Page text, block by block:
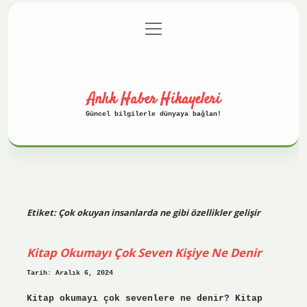
Gizlilik Politikası
menüyü
aç
Anlık Haber Hikayeleri
Güncel bilgilerle dünyaya bağlan!
Etiket:Çok okuyan insanlarda ne gibi özellikler gelişir
Kitap Okumayı Çok Seven Kişiye Ne Denir
Tarih: Aralık 6, 2024
Kitap okumayı çok sevenlere ne denir? Kitap